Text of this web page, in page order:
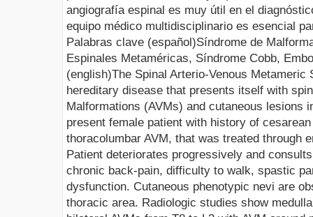
angiografía espinal es muy útil en el
equipo médico multidisciplinario es esencial
Palabras clave (español)Síndrome de
Espinales Metaméricas, Síndrome Cobb,
(english)The Spinal Arterio-Venous Metameric
hereditary disease that presents itself with
Malformations (AVMs) and cutaneous lesions
present female patient with history of
thoracolumbar AVM, that was treated through
Patient deteriorates progressively and
chronic back-pain, difficulty to walk, spastic
dysfunction. Cutaneous phenotypic nevi are
thoracic area. Radiologic studies show